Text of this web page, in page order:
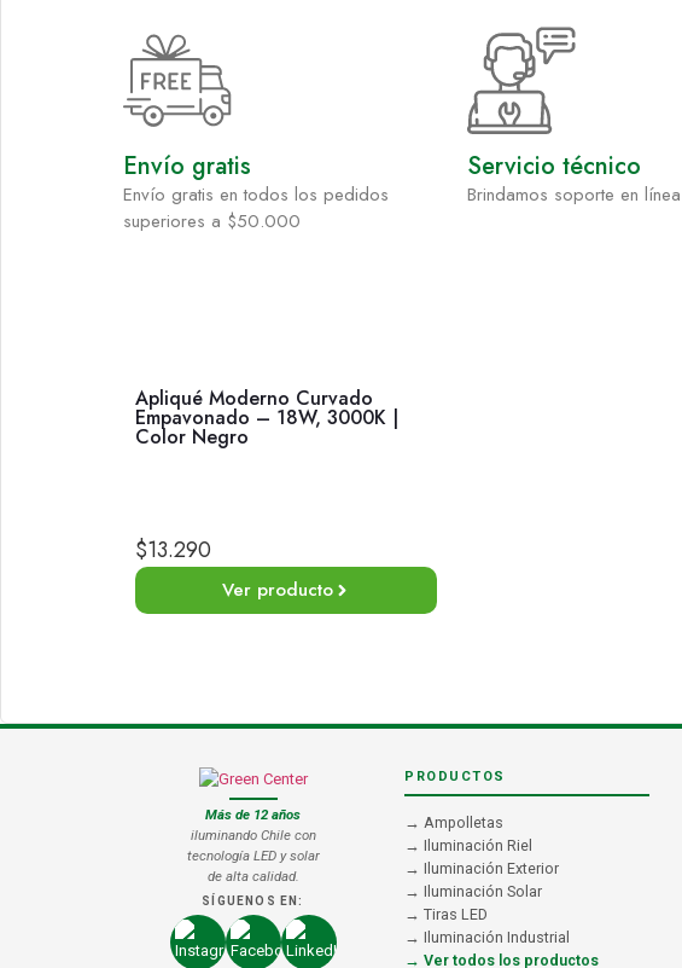
Envío gratis
Envío gratis en todos los pedidos
superiores a $50.000
Servicio técnico
Brindamos soporte en línea
Apliqué Moderno Curvado
Empavonado – 18W, 3000K |
Color Negro
$13.290
Ver producto
Más de 12 años
iluminando Chile con
tecnología LED y solar
de alta calidad.
SÍGUENOS EN:
PRODUCTOS
→ Ampolletas
→ Iluminación Riel
→ Iluminación Exterior
→ Iluminación Solar
→ Tiras LED
→ Iluminación Industrial
→ Ver todos los productos